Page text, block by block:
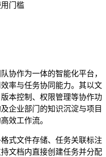
门槛
协作为一体的智能化平台，
率与任务协同能力。其以文
本控制、权限管理等协作功
企业部门的知识沉淀与项目
效工作流。
式文件存储、任务关联标注
文档内直接创建任务并分配